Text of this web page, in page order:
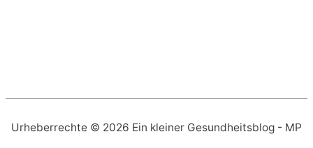
Urheberrechte © 2026 Ein kleiner Gesundheitsblog - MP